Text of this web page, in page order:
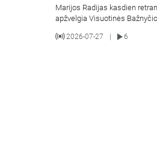
Marijos Radijas kasdien
apžvelgia Visuotinės
2026-07-27 6